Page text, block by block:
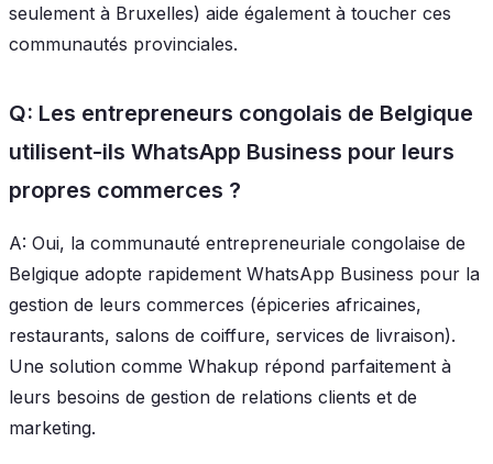
seulement à Bruxelles) aide également à toucher ces
communautés provinciales.
Q: Les entrepreneurs congolais de Belgique
utilisent-ils WhatsApp Business pour leurs
propres commerces ?
A: Oui, la communauté entrepreneuriale congolaise de
Belgique adopte rapidement WhatsApp Business pour la
gestion de leurs commerces (épiceries africaines,
restaurants, salons de coiffure, services de livraison).
Une solution comme Whakup répond parfaitement à
leurs besoins de gestion de relations clients et de
marketing.